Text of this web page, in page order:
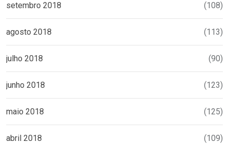
setembro 2018 (108)
agosto 2018 (113)
julho 2018 (90)
junho 2018 (123)
maio 2018 (125)
abril 2018 (109)